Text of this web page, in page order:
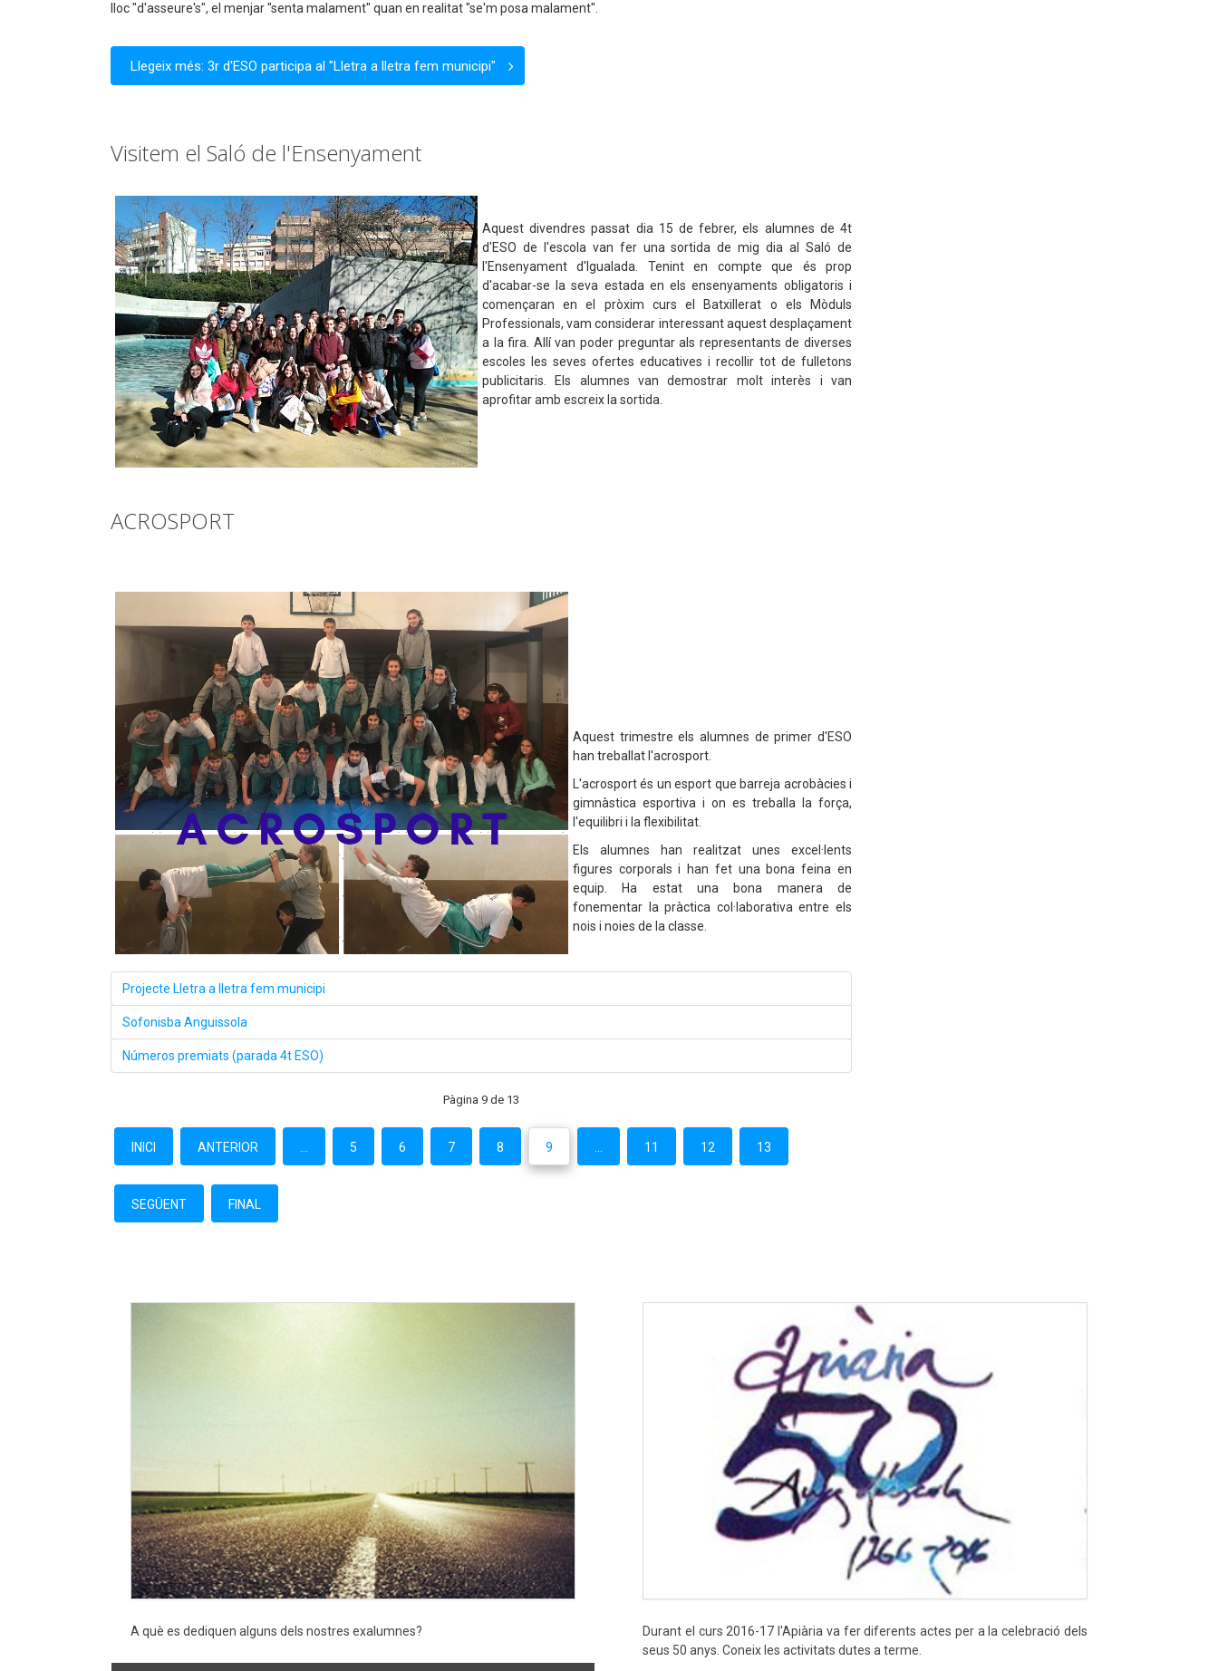
lloc "d'asseure's", el menjar "senta malament" quan en realitat "se'm posa malament".
Llegeix més: 3r d'ESO participa al "Lletra a lletra fem municipi"
Visitem el Saló de l'Ensenyament
Aquest divendres passat dia 15 de febrer, els alumnes de 4t
d'ESO de l'escola van fer una sortida de mig dia al Saló de
l'Ensenyament d'Igualada. Tenint en compte que és prop
d'acabar-se la seva estada en els ensenyaments obligatoris i
començaran en el pròxim curs el Batxillerat o els Mòduls
Professionals, vam considerar interessant aquest desplaçament
a la fira. Allí van poder preguntar als representants de diverses
escoles les seves ofertes educatives i recollir tot de fulletons
publicitaris. Els alumnes van demostrar molt interès i van
aprofitar amb escreix la sortida.
ACROSPORT
Aquest trimestre els alumnes de primer d'ESO
han treballat l'acrosport.
L'acrosport és un esport que barreja acrobàcies i
gimnàstica esportiva i on es treballa la força,
l'equilibri i la flexibilitat.
Els alumnes han realitzat unes excel·lents
figures corporals i han fet una bona feina en
equip. Ha estat una bona manera de
fonementar la pràctica col·laborativa entre els
nois i noies de la classe.
Projecte Lletra a lletra fem municipi
Sofonisba Anguissola
Números premiats (parada 4t ESO)
Pàgina 9 de 13
INICI ANTERIOR 5 6 7 8 9 11 12 13
SEGÜENT FINAL
A què es dediquen alguns dels nostres exalumnes?
Durant el curs 2016-17 l'Apiària va fer diferents actes per a la celebració dels
seus 50 anys. Coneix les activitats dutes a terme.